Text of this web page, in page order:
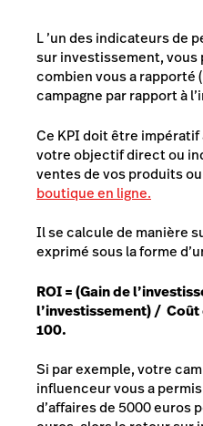
L ’un des indicateurs de
sur investissement,
combien vous a rapporté
campagne par rapport à
Ce KPI doit être
votre objectif direct ou
ventes de vos produits
boutique en ligne.
Il se calcule de manière
exprimé sous la forme
ROI = (Gain de
l’investissement) / Coût
100.
Si par exemple, votre
influenceur vous a
d’affaires de 5000 euros